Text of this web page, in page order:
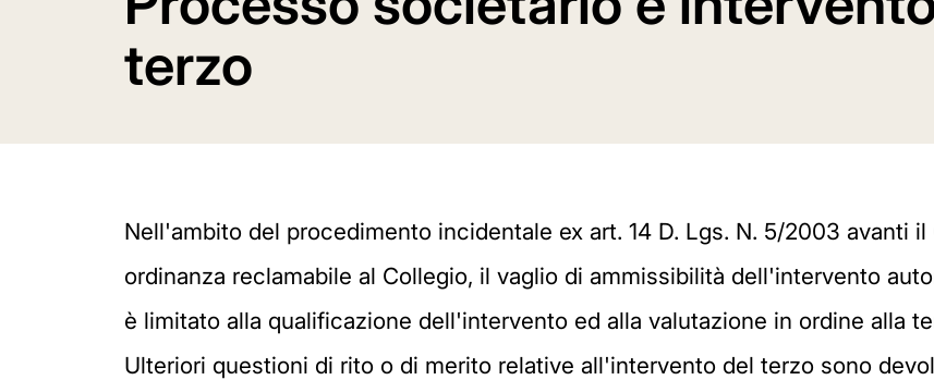
terzo
Nell'ambito del procedimento incidentale ex art. 14 D. Lgs. N. 5/2003 avanti
ordinanza reclamabile al Collegio, il vaglio di ammissibilità dell'intervento
è limitato alla qualificazione dell'intervento ed alla valutazione in ordine alla
Ulteriori questioni di rito o di merito relative all'intervento del terzo sono